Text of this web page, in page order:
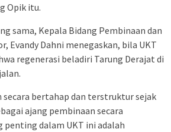
Opik itu.
sama, Kepala Bidang Pembinaan dan
Evandy Dahni menegaskan, bila UKT
regenerasi beladiri Tarung Derajat di
secara bertahap dan terstruktur sejak
ajang pembinaan secara
dalam UKT ini adalah